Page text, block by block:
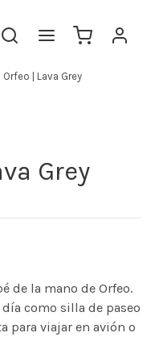
| Lava Grey
Grey
de la mano de Orfeo.
como silla de paseo
para viajar en avión o